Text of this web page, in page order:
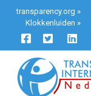
transparency.org »
Klokkenluiden »